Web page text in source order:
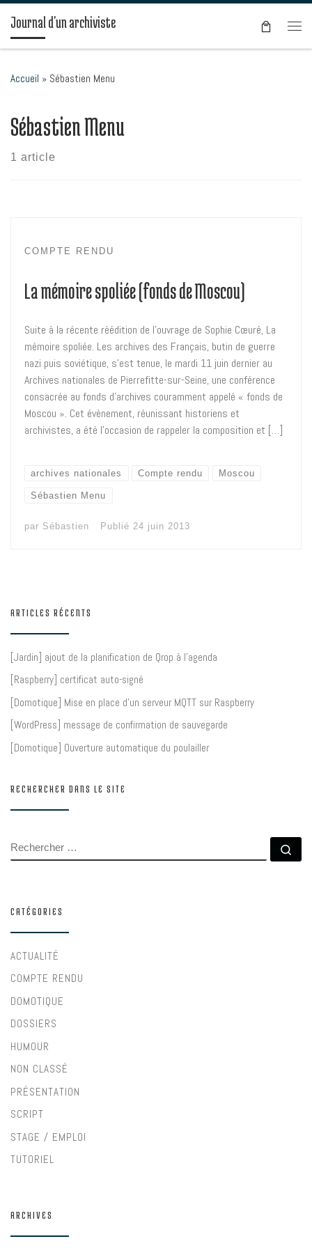
Passer au contenu
Journal d'un archiviste
Accueil » Sébastien Menu
Sébastien Menu
1 article
COMPTE RENDU
La mémoire spoliée (fonds de Moscou)
Suite à la récente réédition de l’ouvrage de Sophie Cœuré, La
mémoire spoliée. Les archives des Français, butin de guerre
nazi puis soviétique, s’est tenue, le mardi 11 juin dernier au
Archives nationales de Pierrefitte-sur-Seine, une conférence
consacrée au fonds d’archives couramment appelé « fonds de
Moscou ». Cet évènement, réunissant historiens et
archivistes, a été l’occasion de rappeler la composition et […]
archives nationales Compte rendu Moscou
Sébastien Menu
par Sébastien Publié 24 juin 2013
ARTICLES RÉCENTS
[Jardin] ajout de la planification de Qrop à l’agenda
[Raspberry] certificat auto-signé
[Domotique] Mise en place d’un serveur MQTT sur Raspberry
[WordPress] message de confirmation de sauvegarde
[Domotique] Ouverture automatique du poulailler
RECHERCHER DANS LE SITE
RECHERCHER
CATÉGORIES
ACTUALITÉ
COMPTE RENDU
DOMOTIQUE
DOSSIERS
HUMOUR
NON CLASSÉ
PRÉSENTATION
SCRIPT
STAGE / EMPLOI
TUTORIEL
ARCHIVES